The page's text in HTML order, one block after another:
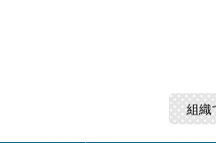
組織